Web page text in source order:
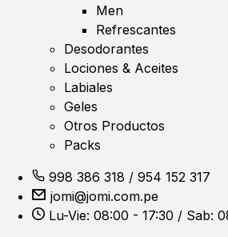
Men
Refrescantes
Desodorantes
Lociones & Aceites
Labiales
Geles
Otros Productos
Packs
998 386 318 / 954 152 317
jomi@jomi.com.pe
Lu-Vie: 08:00 - 17:30 / Sab: